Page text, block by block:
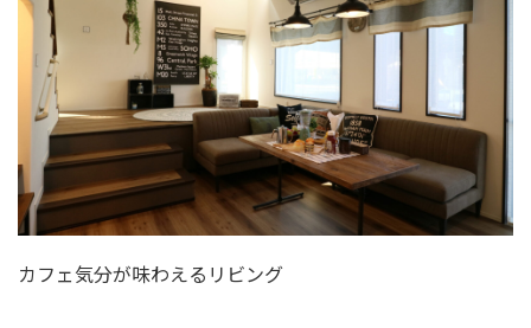
カフェ気分が味わえるリビング